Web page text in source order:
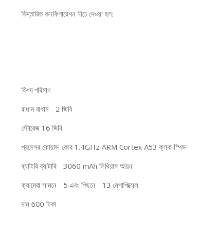
বিস্তারিত কনফিগারেশন নীচে দেওয়া হল:
বিশদ পরিমাণ
রাধাম রাধাম - 2 জিবি
স্টোরেজ 16 জিবি
প্রসেসর কোয়াড-কোর 1.4GHz ARM Cortex A53 ক্লক স্পিড
ব্যাটারি ব্যাটারি - 3060 mAh লিথিয়াম আয়ন
ক্যামেরা সামনে - 5 এবং পিছনে - 13 মেগাপিক্সেল
দাম 600 টাকা